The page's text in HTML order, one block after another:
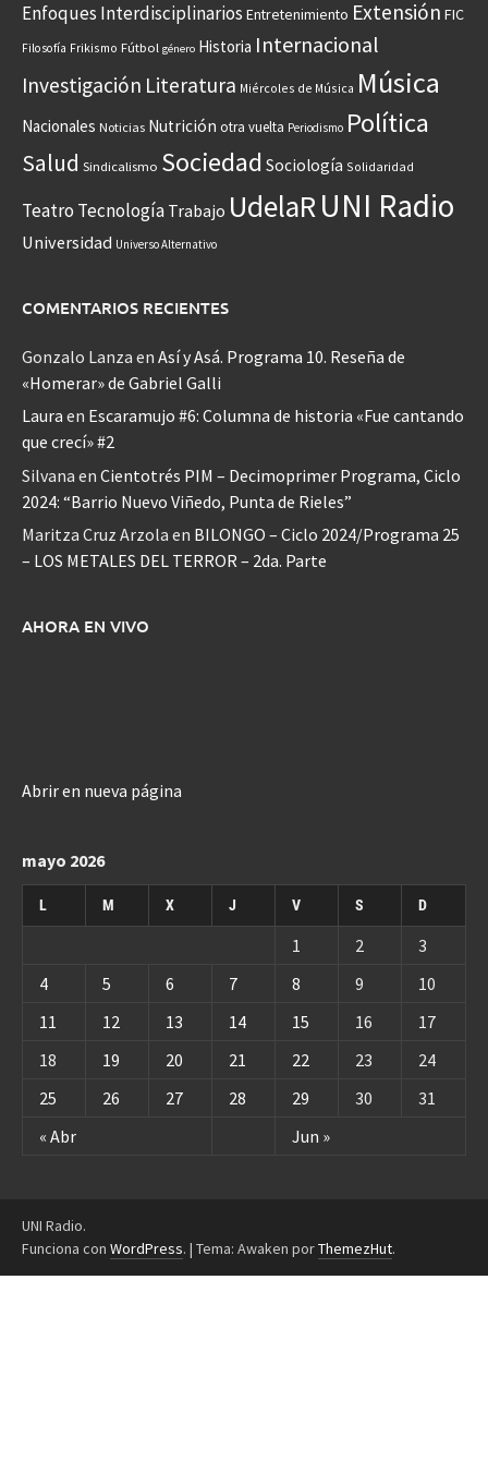
Enfoques Interdisciplinarios Entretenimiento Extensión FIC
Filosofía Frikismo Fútbol género Historia Internacional
Investigación Literatura Miércoles de Música Música
Nacionales Noticias Nutrición otra vuelta Periodismo Política
Salud Sindicalismo Sociedad Sociología Solidaridad
Teatro Tecnología Trabajo UdelaR UNI Radio
Universidad Universo Alternativo
COMENTARIOS RECIENTES
Gonzalo Lanza en Así y Asá. Programa 10. Reseña de
«Homerar» de Gabriel Galli
Laura en Escaramujo #6: Columna de historia «Fue cantando
que crecí» #2
Silvana en Cientotrés PIM – Decimoprimer Programa, Ciclo
2024: “Barrio Nuevo Viñedo, Punta de Rieles”
Maritza Cruz Arzola en BILONGO – Ciclo 2024/Programa 25
– LOS METALES DEL TERROR – 2da. Parte
AHORA EN VIVO
Abrir en nueva página
mayo 2026
L M X J V S D
« Abr Jun »
1 2
3
4
5 6 7 8 9
10
11
12 13 14 15 16
17
18
19 20 21 22 23
24
25
26 27 28 29 30 31
UNI Radio.
Funciona con WordPress. | Tema: Awaken porThemezHut.